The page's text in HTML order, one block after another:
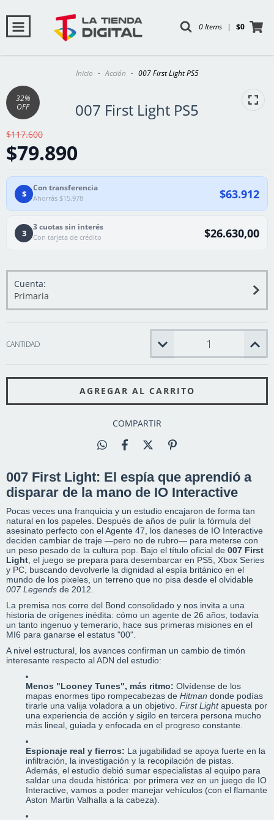
0 Items | $0
Inicio - Acción - 007 First Light PS5
32%
OFF
007 First Light PS5
$117.600
$79.890
$
Con transferencia
Ahorrás $15.978 $63.912
3
3 cuotas sin interés
Con tarjeta de crédito $26.630,00
Cuenta:
Primaria
CANTIDAD
COMPARTIR
007 First Light: El espía que aprendió a
disparar de la mano de IO Interactive
Pocas veces una franquicia y un estudio encajaron de forma tan
natural en los papeles. Después de años de pulir la fórmula del
asesinato perfecto con el Agente 47, los daneses de IO Interactive
deciden cambiar de traje —pero no de rubro— para meterse con
un peso pesado de la cultura pop. Bajo el título oficial de 007 First
Light , el juego se prepara para desembarcar en PS5, Xbox Series
y PC, buscando devolverle la dignidad al espía británico en el
mundo de los pixeles, un terreno que no pisa desde el olvidable
007 Legends de 2012.
La premisa nos corre del Bond consolidado y nos invita a una
historia de orígenes inédita: cómo un agente de 26 años, todavía
un tanto ingenuo y temerario, hace sus primeras misiones en el
MI6 para ganarse el estatus "00".
A nivel estructural, los avances confirman un cambio de timón
interesante respecto al ADN del estudio:
Menos "Looney Tunes", más ritmo: Olvídense de los
mapas enormes tipo rompecabezas de Hitman donde podías
tirarle una valija voladora a un objetivo. First Lightapuesta por
una experiencia de acción y sigilo en tercera persona mucho
más lineal, guiada y enfocada en el progreso constante.
Espionaje real y fierros: La jugabilidad se apoya fuerte en la
infiltración, la investigación y la recopilación de pistas.
Además, el estudio debió sumar especialistas al equipo para
saldar una deuda histórica: por primera vez en un juego de IO
Interactive, vamos a poder manejar vehículos (con el flamante
Aston Martin Valhalla a la cabeza).